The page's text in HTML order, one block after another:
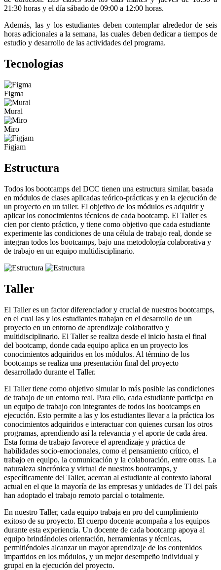
21:30 horas y el día sábado de 09:00 a 12:00 horas.
Además, las y los estudiantes deben contemplar alrededor de seis
horas adicionales a la semana, las cuales deben dedicar a tiempos de
estudio y desarrollo de las actividades del programa.
Tecnologías
Figma
Mural
Miro
Figjam
Estructura
Todos los bootcamps del DCC tienen una estructura similar, basada
en módulos de clases aplicadas teórico-prácticas y en la ejecución de
un proyecto en un taller. El objetivo de los módulos es adquirir y
aplicar los conocimientos técnicos de cada bootcamp. El Taller es
cien por ciento práctico, y tiene como objetivo que cada estudiante
experimente las condiciones de una célula de trabajo real, donde se
integran todos los bootcamps, bajo una metodología colaborativa y
de trabajo en un equipo multidisciplinario.
Taller
El Taller es un factor diferenciador y crucial de nuestros bootcamps,
en el cual las y los estudiantes trabajan en el desarrollo de un
proyecto en un entorno de aprendizaje colaborativo y
multidisciplinario. El Taller se realiza desde el inicio hasta el final
del bootcamp, donde cada equipo aplica en un proyecto los
conocimientos adquiridos en los módulos. Al término de los
bootcamps se realiza una presentación final del proyecto
desarrollado durante el Taller.
El Taller tiene como objetivo simular lo más posible las condiciones
de trabajo de un entorno real. Para ello, cada estudiante participa en
un equipo de trabajo con integrantes de todos los bootcamps en
ejecución. Esto permite a las y los estudiantes llevar a la práctica los
conocimientos adquiridos e interactuar con quienes cursan los otros
programas, aprendiendo así la relevancia y el aporte de cada área.
Esta forma de trabajo favorece el aprendizaje y práctica de
habilidades socio-emocionales, como el pensamiento crítico, el
trabajo en equipo, la comunicación y la colaboración, entre otras. La
naturaleza sincrónica y virtual de nuestros bootcamps, y
específicamente del Taller, acercan al estudiante al contexto laboral
actual en el que la mayoría de las empresas y unidades de TI del país
han adoptado el trabajo remoto parcial o totalmente.
En nuestro Taller, cada equipo trabaja en pro del cumplimiento
exitoso de su proyecto. El cuerpo docente acompaña a los equipos
durante esta experiencia. Un docente de cada bootcamp apoya al
equipo brindándoles orientación, herramientas y técnicas,
permitiéndoles alcanzar un mayor aprendizaje de los contenidos
impartidos en los módulos, y un mejor desempeño individual y
grupal en la ejecución del proyecto.